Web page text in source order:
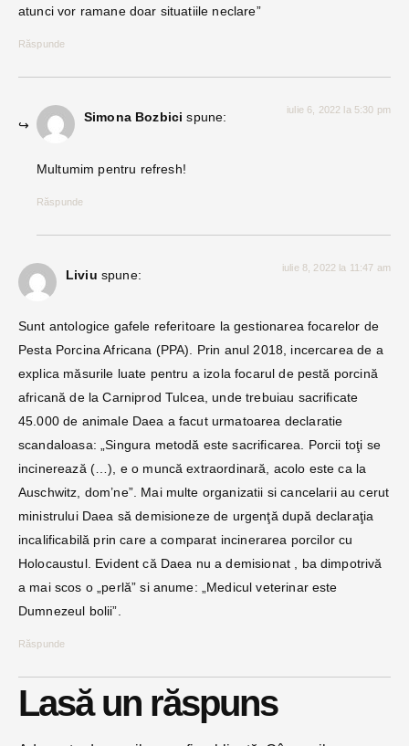
atunci vor ramane doar situatiile neclare”
Răspunde
Simona Bozbici spune: iulie 6, 2022 la 5:30 pm
Multumim pentru refresh!
Răspunde
Liviu spune: iulie 8, 2022 la 11:47 am
Sunt antologice gafele referitoare la gestionarea focarelor de
Pesta Porcina Africana (PPA). Prin anul 2018, incercarea de a
explica măsurile luate pentru a izola focarul de pestă porcină
africană de la Carniprod Tulcea, unde trebuiau sacrificate
45.000 de animale Daea a facut urmatoarea declaratie
scandaloasa: „Singura metodă este sacrificarea. Porcii toţi se
incinerează (…), e o muncă extraordinară, acolo este ca la
Auschwitz, dom’ne”. Mai multe organizatii si cancelarii au cerut
ministrului Daea să demisioneze de urgenţă după declaraţia
incalificabilă prin care a comparat incinerarea porcilor cu
Holocaustul. Evident că Daea nu a demisionat , ba dimpotrivă
a mai scos o „perlă” si anume: „Medicul veterinar este
Dumnezeul bolii”.
Răspunde
Lasă un răspuns